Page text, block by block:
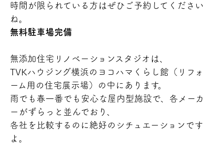
時間が限られている方はぜひご予約してください
ね。
無料駐車場完備
無添加住宅リノベーションスタジオは、
TVKハウジング横浜のヨコハマくらし館（リフォ
ーム用の住宅展示場）の中にあります。
雨でも春一番でも安心な屋内型施設で、各メーカ
ーがずらっと並んでおり、
各社を比較するのに絶好のシチュエーションです
よ。